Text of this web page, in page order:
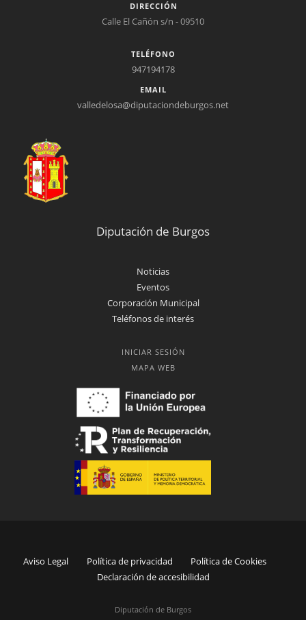
DIRECCIÓN
Calle El Cañón s/n - 09510
TELÉFONO
947194178
EMAIL
valledelosa@diputaciondeburgos.net
Diputación de Burgos
Noticias
Eventos
Corporación Municipal
Teléfonos de interés
INICIAR SESIÓN
MAPA WEB
Diputación de Burgos
Aviso Legal Política de privacidad
Política de Cookies
Declaración de accesibilidad